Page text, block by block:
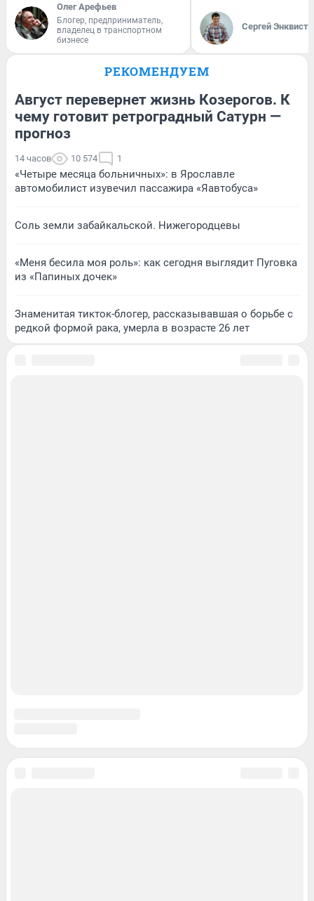
Олег Арефьев
Блогер, предприниматель,
владелец в транспортном
бизнесе
Сергей Энквист
РЕКОМЕНДУЕМ
Август перевернет жизнь Козерогов. К
чему готовит ретроградный Сатурн —
прогноз
14 часов 10 574 1
«Четыре месяца больничных»: в Ярославле
автомобилист изувечил пассажира «Яавтобуса»
Соль земли забайкальской. Нижегородцевы
«Меня бесила моя роль»: как сегодня выглядит Пуговка
из «Папиных дочек»
Знаменитая тикток-блогер, рассказывавшая о борьбе с
редкой формой рака, умерла в возрасте 26 лет